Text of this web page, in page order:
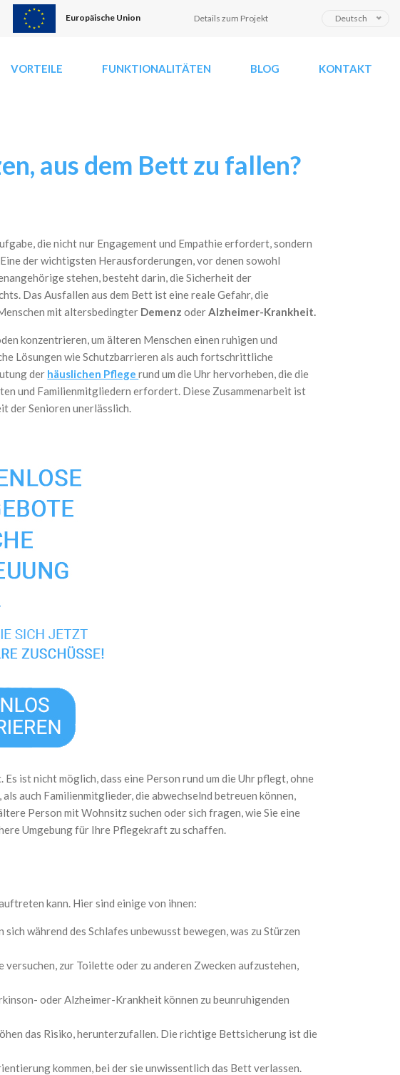
Europäische Union Details zum Projekt
a
Deutsch
VORTEILE FUNKTIONALITÄTEN BLOG KONTAKT
aus dem Bett zu fallen?
die nicht nur Engagement und Empathie erfordert, sondern
der wichtigsten Herausforderungen, vor denen sowohl
stehen, besteht darin, die Sicherheit der
Das Ausfallen aus dem Bett ist eine reale Gefahr, die
mit altersbedingter DemenzoderAlzheimer-Krankheit.
konzentrieren, um älteren Menschen einen ruhigen und
Lösungen wie Schutzbarrieren als auch fortschrittliche
der häuslichen Pflegerund um die Uhr hervorheben, die die
und Familienmitgliedern erfordert. Diese Zusammenarbeit ist
der Senioren unerlässlich.
ist nicht möglich, dass eine Person rund um die Uhr pflegt, ohne
auch Familienmitglieder, die abwechselnd betreuen können,
Person mit Wohnsitz suchen oder sich fragen, wie Sie eine
Umgebung für Ihre Pflegekraft zu schaffen.
kann. Hier sind einige von ihnen:
während des Schlafes unbewusst bewegen, was zu Stürzen
zur Toilette oder zu anderen Zwecken aufzustehen,
oder Alzheimer-Krankheit können zu beunruhigenden
das Risiko, herunterzufallen. Die richtige Bettsicherung ist die
kommen, bei der sie unwissentlich das Bett verlassen.